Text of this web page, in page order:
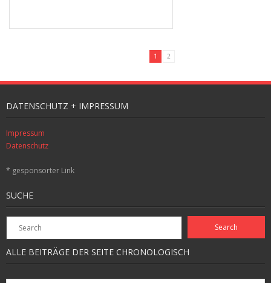
1 2
DATENSCHUTZ + IMPRESSUM
Impressum
Datenschutz
* gesponsorter Link
SUCHE
ALLE BEITRÄGE DER SEITE CHRONOLOGISCH
Alle